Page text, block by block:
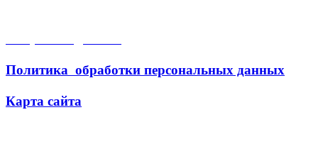
Политика обработки персональных данных
Карта сайта